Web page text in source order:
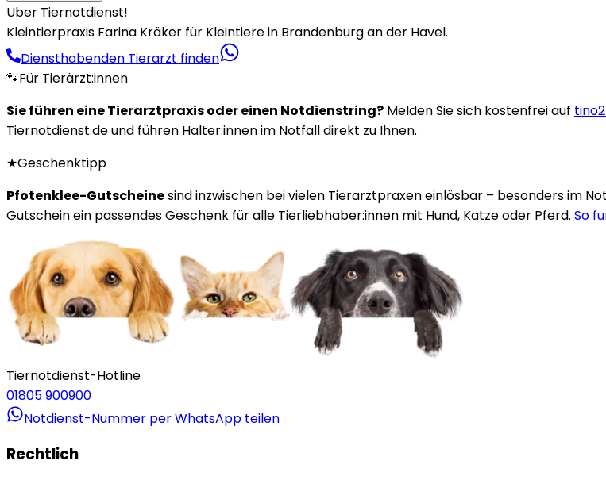
Über Tiernotdienst!
Kleintierpraxis Farina Kräker für Kleintiere in Brandenburg an der Havel.
Diensthabenden Tierarzt finden
🐾Für Tierärzt:innen
Sie führen eine Tierarztpraxis oder einen Notdienstring? Melden Sie sich kostenfrei auf
Tiernotdienst.de und führen Halter:innen im Notfall direkt zu Ihnen.
★Geschenktipp
Pfotenklee-Gutscheinesind inzwischen bei vielen Tierarztpraxen einlösbar – besonders im
Gutschein ein passendes Geschenk für alle Tierliebhaber:innen mit Hund, Katze oder Pferd. So
Tiernotdienst-Hotline
01805 900900
Notdienst-Nummer per WhatsApp teilen
Rechtlich